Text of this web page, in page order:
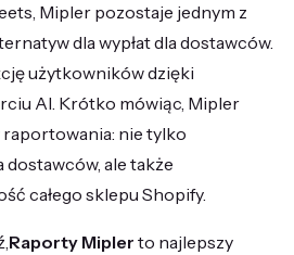
Mipler pozostaje jednym z
dla wypłat dla dostawców.
użytkowników dzięki
AI. Krótko mówiąc, Mipler
nie tylko
dostawców, ale także
całego sklepu Shopify.
Raporty Mipler to najlepszy